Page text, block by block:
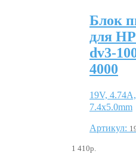
Блок
для
dv3-
4000
19V,
7.4x5.0mm
Артикул:
1 410р.